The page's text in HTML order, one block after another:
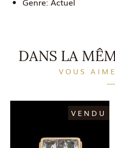
DANS LA
VOUS
VENDU